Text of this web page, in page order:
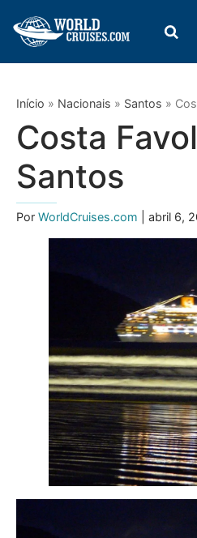
Início » Nacionais » Santos »
Costa
Santos
Por WorldCruises.com | abril 6,